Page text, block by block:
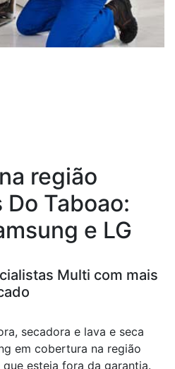
região
Taboao:
e LG
Multi com mais
secadora e lava e seca
em cobertura na região
esteja fora da garantia.